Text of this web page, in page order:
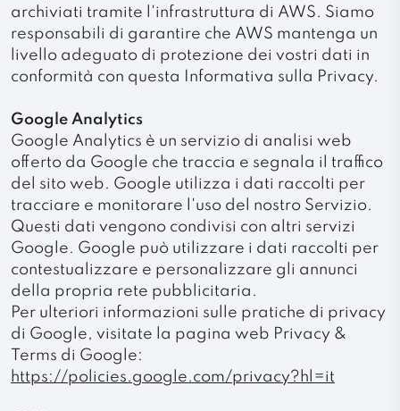
archiviati tramite l'infrastruttura di AWS. Siamo
responsabili di garantire che AWS mantenga un
livello adeguato di protezione dei vostri dati in
conformità con questa Informativa sulla Privacy.
Google Analytics
Google Analytics è un servizio di analisi web
offerto da Google che traccia e segnala il traffico
del sito web. Google utilizza i dati raccolti per
tracciare e monitorare l'uso del nostro Servizio.
Questi dati vengono condivisi con altri servizi
Google. Google può utilizzare i dati raccolti per
contestualizzare e personalizzare gli annunci
della propria rete pubblicitaria.
Per ulteriori informazioni sulle pratiche di privacy
di Google, visitate la pagina web Privacy &
Terms di Google:
https://policies.google.com/privacy?hl=it